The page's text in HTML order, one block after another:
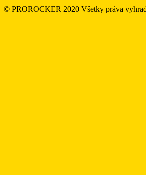
© PROROCKER 2020 Všetky práva